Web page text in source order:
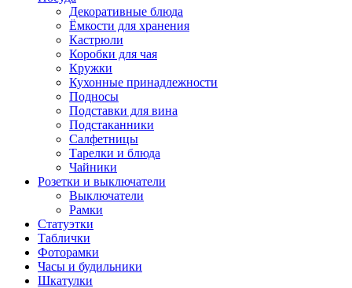
Декоративные блюда
Ёмкости для хранения
Кастрюли
Коробки для чая
Кружки
Кухонные принадлежности
Подносы
Подставки для вина
Подстаканники
Салфетницы
Тарелки и блюда
Чайники
Розетки и выключатели
Выключатели
Рамки
Статуэтки
Таблички
Фоторамки
Часы и будильники
Шкатулки